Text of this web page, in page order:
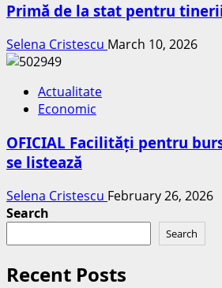
Primă de la stat pentru
Selena Cristescu March 10, 2026
Actualitate
Economic
OFICIAL Facilități pentru
se listează
Selena Cristescu February 26, 2026
Search
Search
Recent Posts